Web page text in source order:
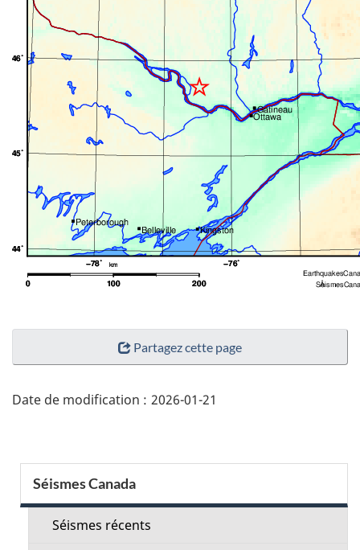
"Détails
page"
Partagez cette page
Date de modification : 2026-01-21
Menu
de
Séismes Canada
Séismes récents